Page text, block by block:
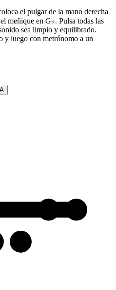
el pulgar de la mano derecha
meñique en G♭. Pulsa todas las
sea limpio y equilibrado.
y luego con metrónomo a un